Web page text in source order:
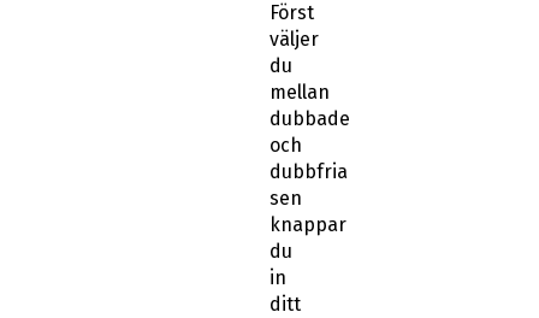
du
mellan
dubbade
och
dubbfria
sen
knappar
du
in
ditt
regnummer
och